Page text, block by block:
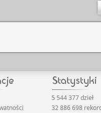
5 544 377 dzieł
32 886 698